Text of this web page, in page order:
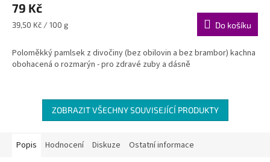
79 Kč
Měrná
39,50 Kč / 100 g Do košíku
Poloměkký pamlsek z divočiny (bez obilovin a bez brambor) kachna
obohacená o rozmarýn - pro zdravé zuby a dásně
ZOBRAZIT VŠECHNY SOUVISEJÍCÍ PRODUKTY
Popis Hodnocení Diskuze Ostatní informace